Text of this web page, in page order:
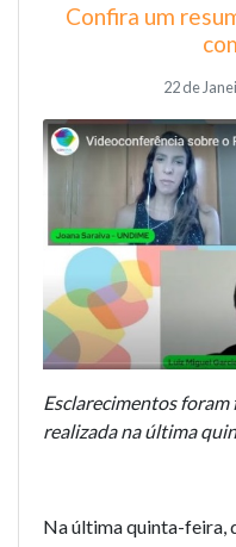
Confira um
22 de
Esclarecimentos
realizada na última
Na última quinta-feira,